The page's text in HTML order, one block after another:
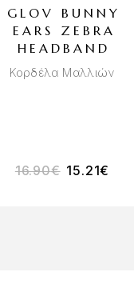
GLOV BUNNY
EARS ZEBRA
HEADBAND
Κορδέλα Μαλλιών
16.90€ 15.21€